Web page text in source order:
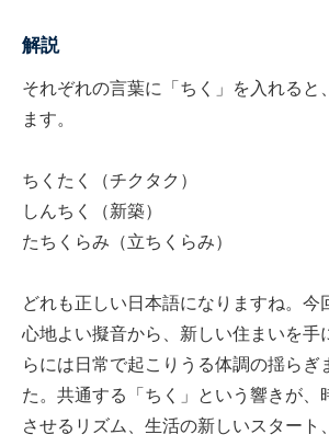
解説
それぞれの言葉に「ちく」を入れると
ます。
ちくたく（チクタク）
しんちく（新築）
たちくらみ（立ちくらみ）
どれも正しい日本語になりますね。今
心地よい擬音から、新しい住まいを手
らには日常で起こりうる体調の揺らぎ
た。共通する「ちく」という響きが、
させるリズム、生活の新しいスタート